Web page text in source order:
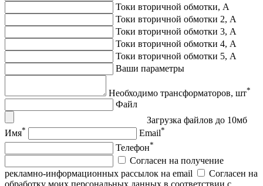
Токи вторичной обмотки, А
Токи вторичной обмотки 2, А
Токи вторичной обмотки 3, А
Токи вторичной обмотки 4, А
Токи вторичной обмотки 5, А
Ваши параметры
Необходимо трансформаторов, шт*
Файл
Загрузка файлов до 10мб
Имя* Email*
Телефон*
Согласен на получение
рекламно-информационных рассылок на email
Согласен на
обработку моих персональных данных в соответствии с